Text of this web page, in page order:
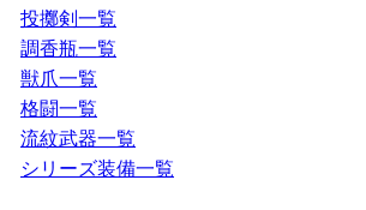
投擲剣一覧
調香瓶一覧
獣爪一覧
格闘一覧
流紋武器一覧
シリーズ装備一覧